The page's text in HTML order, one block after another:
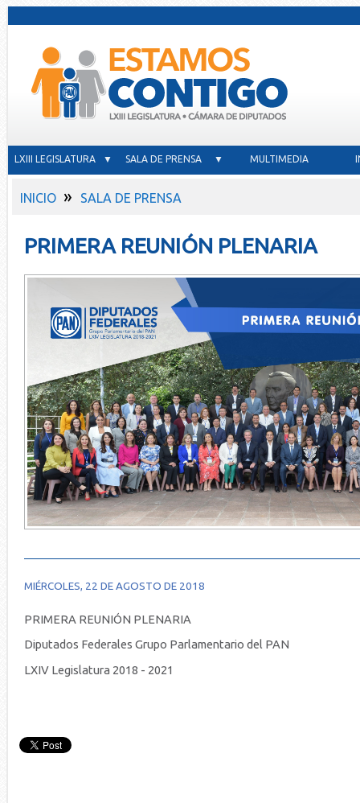
LXIII LEGISLATURA ▼ SALA DE PRENSA ▼ MULTIMEDIA
INICIO » SALA DE PRENSA
PRIMERA REUNIÓN PLENARIA
MIÉRCOLES, 22 DE AGOSTO DE 2018
PRIMERA REUNIÓN PLENARIA
Diputados Federales Grupo Parlamentario del PAN
LXIV Legislatura 2018 - 2021